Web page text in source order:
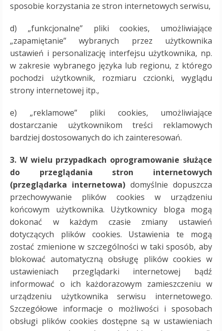
sposobie korzystania ze stron internetowych serwisu,
d) „funkcjonalne” pliki cookies, umożliwiające
„zapamiętanie” wybranych przez użytkownika
ustawień i personalizację interfejsu użytkownika, np.
w zakresie wybranego języka lub regionu, z którego
pochodzi użytkownik, rozmiaru czcionki, wyglądu
strony internetowej itp.,
e) „reklamowe” pliki cookies, umożliwiające
dostarczanie użytkownikom treści reklamowych
bardziej dostosowanych do ich zainteresowań.
3. W wielu przypadkach oprogramowanie służące
do przeglądania stron internetowych
(przeglądarka internetowa) domyślnie dopuszcza
przechowywanie plików cookies w urządzeniu
końcowym użytkownika. Użytkownicy bloga mogą
dokonać w każdym czasie zmiany ustawień
dotyczących plików cookies. Ustawienia te mogą
zostać zmienione w szczególności w taki sposób, aby
blokować automatyczną obsługę plików cookies w
ustawieniach przeglądarki internetowej bądź
informować o ich każdorazowym zamieszczeniu w
urządzeniu użytkownika serwisu internetowego.
Szczegółowe informacje o możliwości i sposobach
obsługi plików cookies dostępne są w ustawieniach